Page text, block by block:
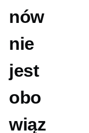
nów
nie
jest
obo
wiąz